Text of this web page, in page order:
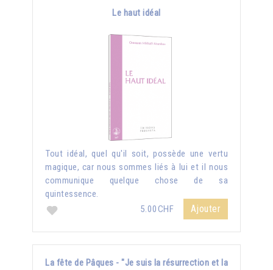
Le haut idéal
Tout idéal, quel qu'il soit, possède une vertu
magique, car nous sommes liés à lui et il nous
communique quelque chose de sa
quintessence.
5.00CHF
Ajouter
La fête de Pâques - "Je suis la résurrection et la